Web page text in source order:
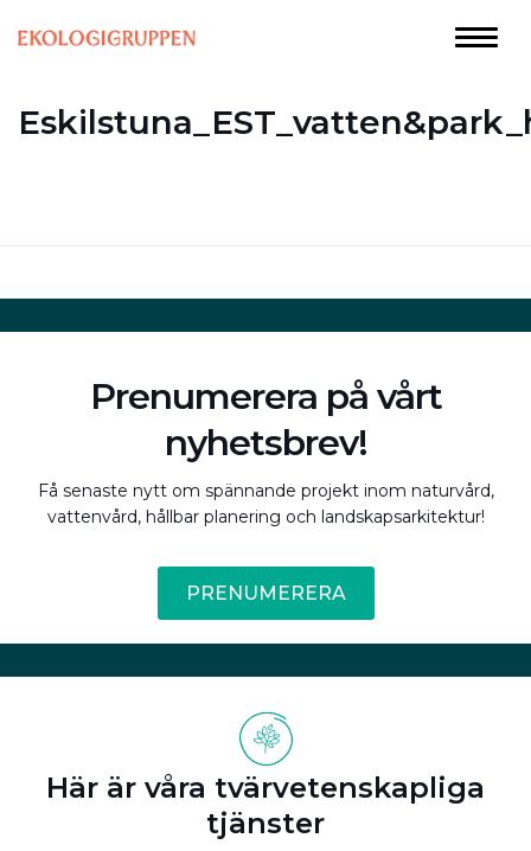
Prenumerera på vårt
nyhetsbrev!
Få senaste nytt om spännande projekt inom naturvård,
vattenvård, hållbar planering och landskapsarkitektur!
PRENUMERERA
Här är våra tvärvetenskapliga
tjänster